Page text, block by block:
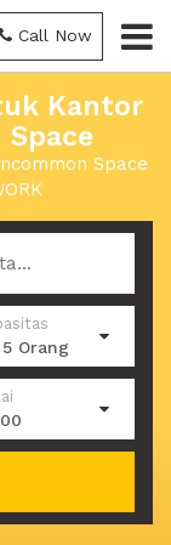
Call Now
Kantor
Space
Orang